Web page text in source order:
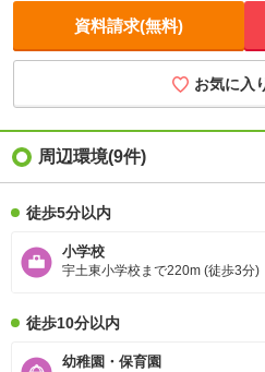
資料請求(無料)
お気に入
周辺環境(9件)
徒歩5分以内
小学校
宇土東小学校まで220m (徒歩3分)
徒歩10分以内
幼稚園・保育園